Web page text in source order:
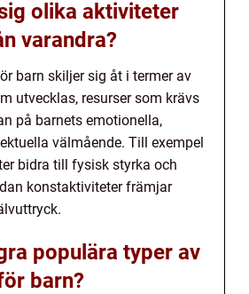
olika aktiviteter
varandra?
barn skiljer sig åt i termer av
utvecklas, resurser som krävs
på barnets emotionella,
välmående. Till exempel
bidra till fysisk styrka och
konstaktiviteter främjar
populära typer av
barn?